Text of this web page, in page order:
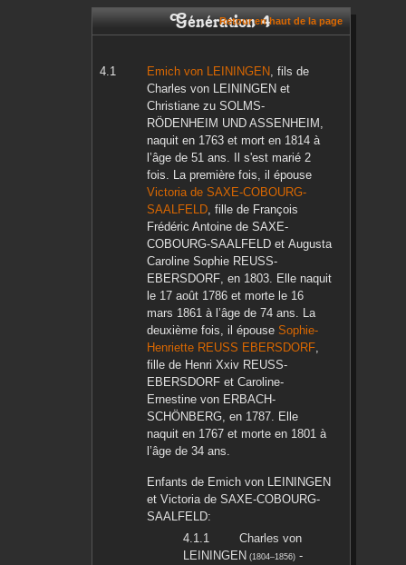
Génération 4Retour en haut de la page
Emichvon LEININGEN, fils de
Charles von LEININGEN et
Christianezu SOLMS-
RÖDENHEIM UND ASSENHEIM ,
naquit en 1763et mort en 1814à
l’âge de 51 ans. Il s'est marié 2
fois. La première fois, il épouse
Victoriade SAXE-COBOURG-
SAALFELD, fille de François
Frédéric Antoinede SAXE-
COBOURG-SAALFELDet Augusta
Caroline SophieREUSS-
EBERSDORF, en 1803. Elle naquit
le 17 août 1786et morte le 16
mars 1861à l’âge de 74 ans. La
deuxième fois, il épouse Sophie-
HenrietteREUSS EBERSDORF,
fille de Henri XxivREUSS-
EBERSDORFet Caroline-
Ernestinevon ERBACH-
SCHÖNBERG, en 1787. Elle
naquit en 1767et morte en 1801à
l’âge de 34 ans.
Enfants de Emichvon LEININGEN
et Victoriade SAXE-COBOURG-
SAALFELD:
Charles von
LEININGEN (1804–1856)-